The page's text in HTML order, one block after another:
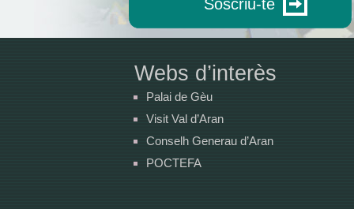
Soscriu-te
Webs d’interès
Palai de Gèu
Visit Val d’Aran
Conselh Generau d’Aran
POCTEFA